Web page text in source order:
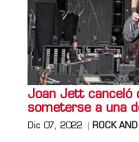
Joan Jett canceló
someterse a una
Dic 07, 2022 ROCK